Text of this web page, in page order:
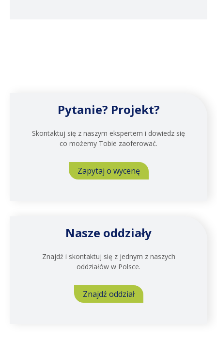
Pytanie? Projekt?
Skontaktuj się z naszym ekspertem i dowiedz się
co możemy Tobie zaoferować.
Zapytaj o wycenę
Nasze oddziały
Znajdź i skontaktuj się z jednym z naszych
oddziałów w Polsce.
Znajdź oddział